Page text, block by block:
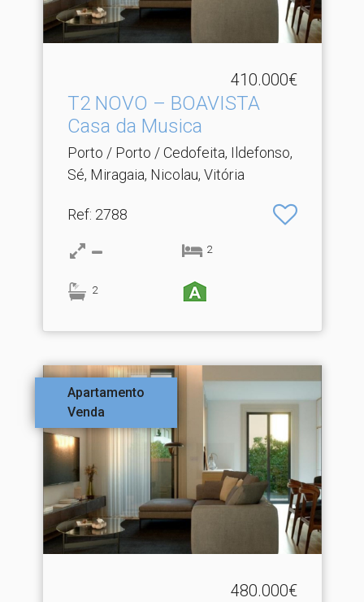
410.000€
T2 NOVO – BOAVISTA
Casa da Musica
Porto / Porto / Cedofeita, Ildefonso,
Sé, Miragaia, Nicolau, Vitória
Ref: 2788
2
2
Apartamento
Venda
480.000€